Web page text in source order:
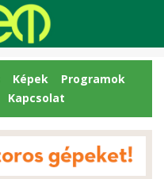
Képek
Programok
Kapcsolat